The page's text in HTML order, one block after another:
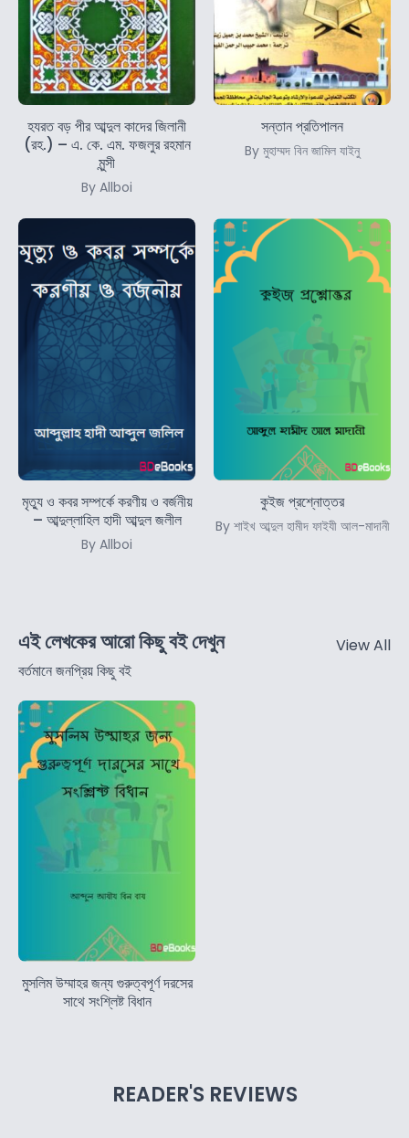
হযরত বড় পীর আব্দুল কাদের জিলানী
(রহ.) – এ. কে. এম. ফজলুর রহমান
মুন্সী
By Allboi
সন্তান প্রতিপালন
By মুহাম্মদ বিন জামিল যাইনু
মৃত্যু ও কবর সম্পর্কে করণীয় ও বর্জনীয়
– আব্দুল্লাহিল হাদী আব্দুল জলীল
By Allboi
কুইজ প্রশ্নোত্তর
By শাইখ আব্দুল হামীদ ফাইযী আল-মাদানী
এই লেখকের আরো কিছু বই দেখুন
বর্তমানে জনপ্রিয় কিছু বই
View All
মুসলিম উম্মাহর জন্য গুরুত্বপূর্ণ দরসের
সাথে সংশ্লিষ্ট বিধান
READER'S REVIEWS